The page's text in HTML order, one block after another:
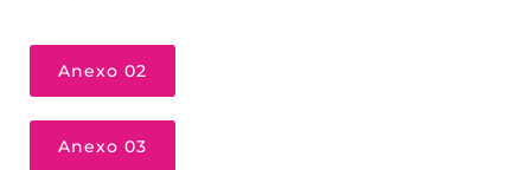
Anexo 02
Anexo 03